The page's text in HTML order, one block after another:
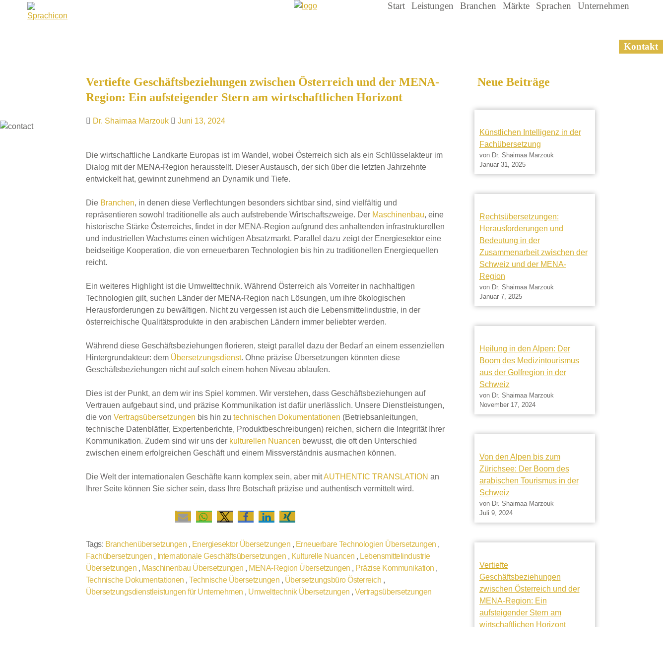
Start Leistungen Branchen Märkte Sprachen Unternehmen
Kontakt
Vertiefte Geschäftsbeziehungen zwischen Österreich und der MENA-
Region: Ein aufsteigender Stern am wirtschaftlichen Horizont
Dr. Shaimaa Marzouk Juni 13, 2024
Die wirtschaftliche Landkarte Europas ist im Wandel, wobei Österreich sich als ein Schlüsselakteur im
Dialog mit der MENA-Region herausstellt. Dieser Austausch, der sich über die letzten Jahrzehnte
entwickelt hat, gewinnt zunehmend an Dynamik und Tiefe.
Die Branchen, in denen diese Verflechtungen besonders sichtbar sind, sind vielfältig und
repräsentieren sowohl traditionelle als auch aufstrebende Wirtschaftszweige. Der Maschinenbau, eine
historische Stärke Österreichs, findet in der MENA-Region aufgrund des anhaltenden infrastrukturellen
und industriellen Wachstums einen wichtigen Absatzmarkt. Parallel dazu zeigt der Energiesektor eine
beidseitige Kooperation, die von erneuerbaren Technologien bis hin zu traditionellen Energiequellen
reicht.
Ein weiteres Highlight ist die Umwelttechnik. Während Österreich als Vorreiter in nachhaltigen
Technologien gilt, suchen Länder der MENA-Region nach Lösungen, um ihre ökologischen
Herausforderungen zu bewältigen. Nicht zu vergessen ist auch die Lebensmittelindustrie, in der
österreichische Qualitätsprodukte in den arabischen Ländern immer beliebter werden.
Während diese Geschäftsbeziehungen florieren, steigt parallel dazu der Bedarf an einem essenziellen
Hintergrundakteur: dem Übersetzungsdienst. Ohne präzise Übersetzungen könnten diese
Geschäftsbeziehungen nicht auf solch einem hohen Niveau ablaufen.
Dies ist der Punkt, an dem wir ins Spiel kommen. Wir verstehen, dass Geschäftsbeziehungen auf
Vertrauen aufgebaut sind, und präzise Kommunikation ist dafür unerlässlich. Unsere Dienstleistungen,
die von Vertragsübersetzungen bis hin zu technischen Dokumentationen (Betriebsanleitungen,
technische Datenblätter, Expertenberichte, Produktbeschreibungen) reichen, sichern die Integrität Ihrer
Kommunikation. Zudem sind wir uns der kulturellen Nuancen bewusst, die oft den Unterschied
zwischen einem erfolgreichen Geschäft und einem Missverständnis ausmachen können.
Die Welt der internationalen Geschäfte kann komplex sein, aber mitAUTHENTIC TRANSLATION an
Ihrer Seite können Sie sicher sein, dass Ihre Botschaft präzise und authentisch vermittelt wird.
Tags: Branchenübersetzungen , Energiesektor Übersetzungen , Erneuerbare Technologien Übersetzungen ,
Fachübersetzungen , Internationale Geschäftsübersetzungen , Kulturelle Nuancen , Lebensmittelindustrie
Übersetzungen , Maschinenbau Übersetzungen , MENA-Region Übersetzungen , Präzise Kommunikation ,
Technische Dokumentationen , Technische Übersetzungen , Übersetzungsbüro Österreich ,
Übersetzungsdienstleistungen für Unternehmen , Umwelttechnik Übersetzungen , Vertragsübersetzungen
Neue Beiträge
Künstlichen Intelligenz in der
Fachübersetzung
von Dr. Shaimaa Marzouk
Januar 31, 2025
Rechtsübersetzungen:
Herausforderungen und
Bedeutung in der
Zusammenarbeit zwischen der
Schweiz und der MENA-
Region
von Dr. Shaimaa Marzouk
Januar 7, 2025
Heilung in den Alpen: Der
Boom des Medizintourismus
aus der Golfregion in der
Schweiz
von Dr. Shaimaa Marzouk
November 17, 2024
Von den Alpen bis zum
Zürichsee: Der Boom des
arabischen Tourismus in der
Schweiz
von Dr. Shaimaa Marzouk
Juli 9, 2024
Vertiefte
Geschäftsbeziehungen
zwischen Österreich und der
MENA-Region: Ein
aufsteigender Stern am
wirtschaftlichen Horizont